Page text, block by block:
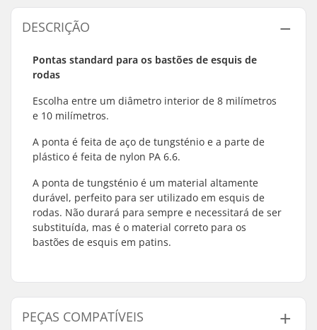
DESCRIÇÃO
Pontas standard para os bastões de esquis de
rodas
Escolha entre um diâmetro interior de 8 milímetros
e 10 milímetros.
A ponta é feita de aço de tungsténio e a parte de
plástico é feita de nylon PA 6.6.
A ponta de tungsténio é um material altamente
durável, perfeito para ser utilizado em esquis de
rodas. Não durará para sempre e necessitará de ser
substituída, mas é o material correto para os
bastões de esquis em patins.
PEÇAS COMPATÍVEIS